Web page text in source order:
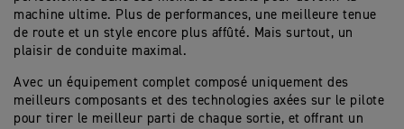
machine ultime. Plus de performances, une meilleure tenue
de route et un style encore plus affûté. Mais surtout, un
plaisir de conduite maximal.
Avec un équipement complet composé uniquement des
meilleurs composants et des technologies axées sur le pilote
pour tirer le meilleur parti de chaque sortie, et offrant un